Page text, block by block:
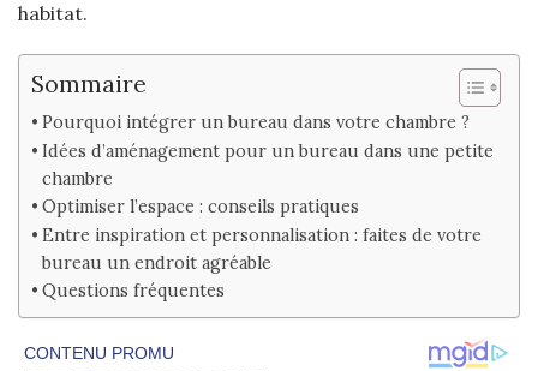
habitat.
Sommaire
Pourquoi intégrer un bureau dans votre chambre ?
Idées d’aménagement pour un bureau dans une petite
chambre
Optimiser l’espace : conseils pratiques
Entre inspiration et personnalisation : faites de votre
bureau un endroit agréable
Questions fréquentes